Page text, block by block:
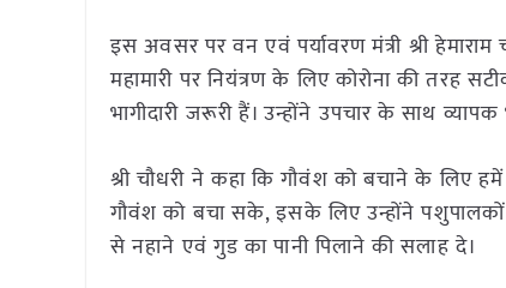
इस अवसर पर वन एवं पर्यावरण मंत्री श्री
महामारी पर नियंत्रण के लिए कोरोना की तरह
भागीदारी जरूरी हैं। उन्होंने उपचार के साथ
श्री चौधरी ने कहा कि गौवंश को बचाने के लिए
गौवंश को बचा सके, इसके लिए उन्होंने
से नहाने एवं गुड का पानी पिलाने की सलाह